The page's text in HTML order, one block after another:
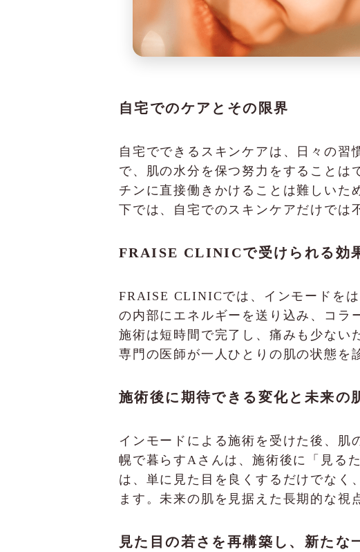
自宅でのケアとその限界
自宅でできるスキンケアは、日々の習
で、肌の水分を保つ努力をすることは
チンに直接働きかけることは難しいた
下では、自宅でのスキンケアだけでは
FRAISE CLINICで受けられる効
FRAISE CLINICでは、インモードを
の内部にエネルギーを送り込み、コラ
施術は短時間で完了し、痛みも少ない
専門の医師が一人ひとりの肌の状態を
施術後に期待できる変化と未来の
インモードによる施術を受けた後、肌
幌で暮らすAさんは、施術後に「見る
は、単に見た目を良くするだけでなく
ます。未来の肌を見据えた長期的な視
見た目の若さを再構築し、新たな